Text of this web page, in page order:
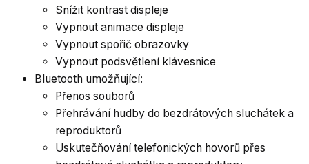
Snížit kontrast displeje
Vypnout animace displeje
Vypnout spořič obrazovky
Vypnout podsvětlení klávesnice
Bluetooth umožňující:
Přenos souborů
Přehrávání hudby do bezdrátových sluchátek a
reproduktorů
Uskutečňování telefonických hovorů přes